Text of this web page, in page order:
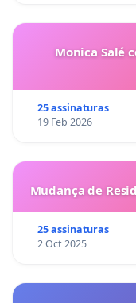
Monica Salé
25 assinaturas
19 Feb 2026
Mudança de
25 assinaturas
2 Oct 2025